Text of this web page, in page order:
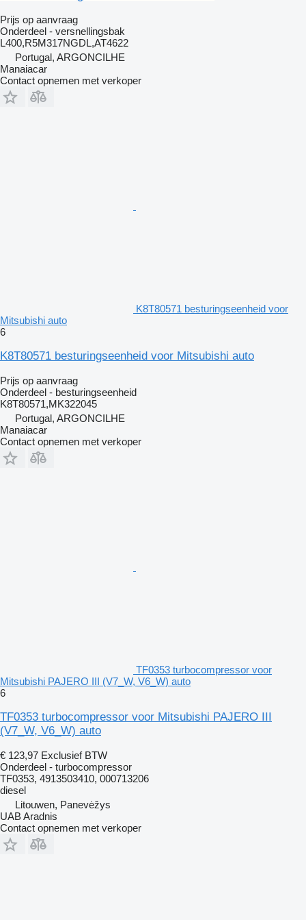
Prijs op aanvraag
Onderdeel - versnellingsbak
L400,R5M317NGDL,AT4622
Portugal, ARGONCILHE
Manaiacar
Contact opnemen met verkoper
K8T80571 besturingseenheid voor
Mitsubishi auto
6
K8T80571 besturingseenheid voor Mitsubishi auto
Prijs op aanvraag
Onderdeel - besturingseenheid
K8T80571,MK322045
Portugal, ARGONCILHE
Manaiacar
Contact opnemen met verkoper
TF0353 turbocompressor voor
Mitsubishi PAJERO III (V7_W, V6_W) auto
6
TF0353 turbocompressor voor Mitsubishi PAJERO III
(V7_W, V6_W) auto
€ 123,97 Exclusief BTW
Onderdeel - turbocompressor
TF0353, 4913503410, 000713206
diesel
Litouwen, Panevėžys
UAB Aradnis
Contact opnemen met verkoper